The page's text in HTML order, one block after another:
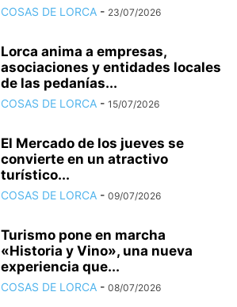
COSAS DE LORCA - 23/07/2026
Lorca anima a empresas,
asociaciones y entidades locales
de las pedanías...
COSAS DE LORCA - 15/07/2026
El Mercado de los jueves se
convierte en un atractivo
turístico...
COSAS DE LORCA - 09/07/2026
Turismo pone en marcha
«Historia y Vino», una nueva
experiencia que...
COSAS DE LORCA - 08/07/2026